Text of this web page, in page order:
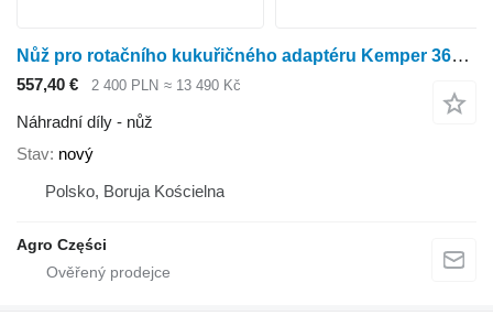
Nůž pro rotačního kukuřičného adaptéru Kemper 360 Plus
557,40 € 2 400 PLN ≈ 13 490 Kč
Náhradní díly - nůž
Stav nový
Polsko, Boruja Kościelna
Agro Części